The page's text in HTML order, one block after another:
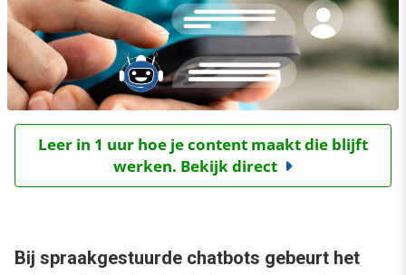
Leer in 1 uur hoe je content maakt die blijft
werken. Bekijk direct
Bij spraakgestuurde chatbots gebeurt het